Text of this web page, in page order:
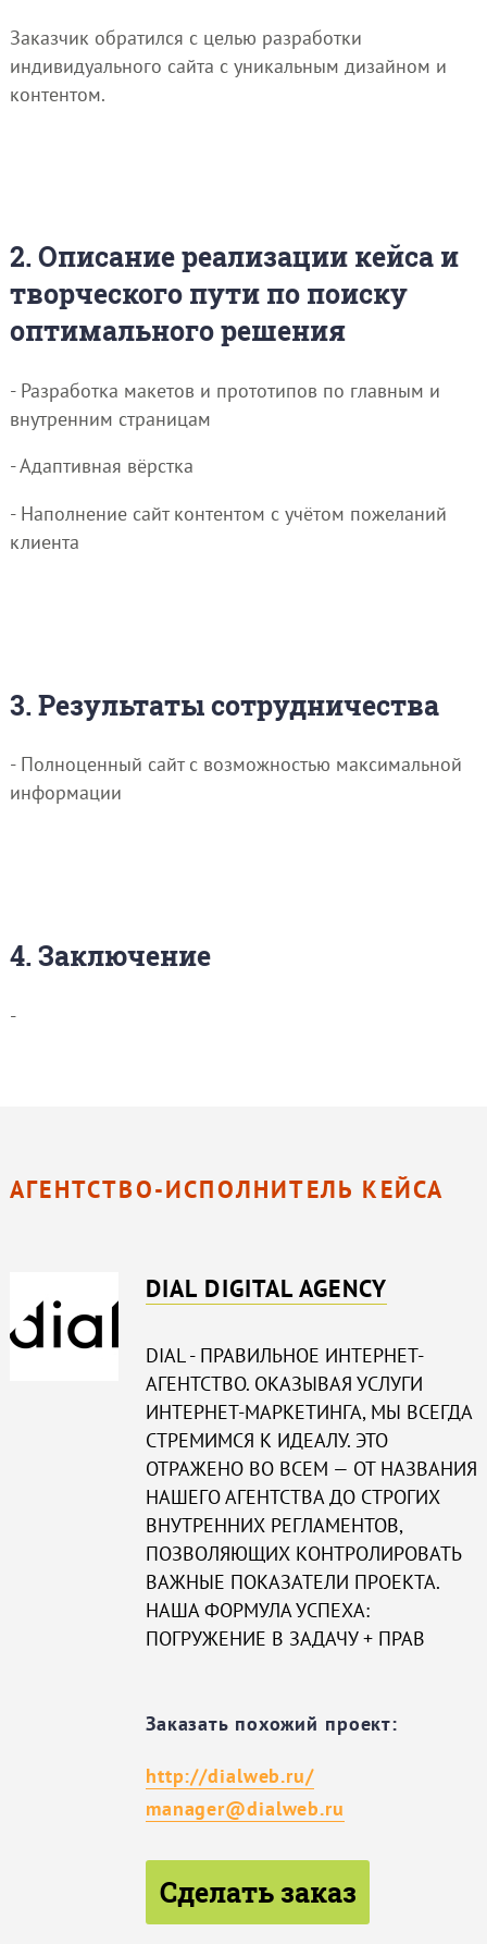
Заказчик обратился с целью разработки
индивидуального сайта с уникальным дизайном и
контентом.
2. Описание реализации кейса и
творческого пути по поиску
оптимального решения
- Разработка макетов и прототипов по главным и
внутренним страницам
- Адаптивная вёрстка
- Наполнение сайт контентом с учётом пожеланий
клиента
3. Результаты сотрудничества
- Полноценный сайт с возможностью максимальной
информации
4. Заключение
-
АГЕНТСТВО-ИСПОЛНИТЕЛЬ КЕЙСА
DIAL DIGITAL AGENCY
DIAL - ПРАВИЛЬНОЕ ИНТЕРНЕТ-
АГЕНТСТВО. ОКАЗЫВАЯ УСЛУГИ
ИНТЕРНЕТ-МАРКЕТИНГА, МЫ ВСЕГДА
СТРЕМИМСЯ К ИДЕАЛУ. ЭТО
ОТРАЖЕНО ВО ВСЕМ — ОТ НАЗВАНИЯ
НАШЕГО АГЕНТСТВА ДО СТРОГИХ
ВНУТРЕННИХ РЕГЛАМЕНТОВ,
ПОЗВОЛЯЮЩИХ КОНТРОЛИРОВАТЬ
ВАЖНЫЕ ПОКАЗАТЕЛИ ПРОЕКТА.
НАША ФОРМУЛА УСПЕХА:
ПОГРУЖЕНИЕ В ЗАДАЧУ + ПРАВ
Заказать похожий проект:
http://dialweb.ru/
manager@dialweb.ru
Сделать заказ